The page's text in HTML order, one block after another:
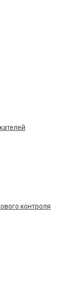
контроля